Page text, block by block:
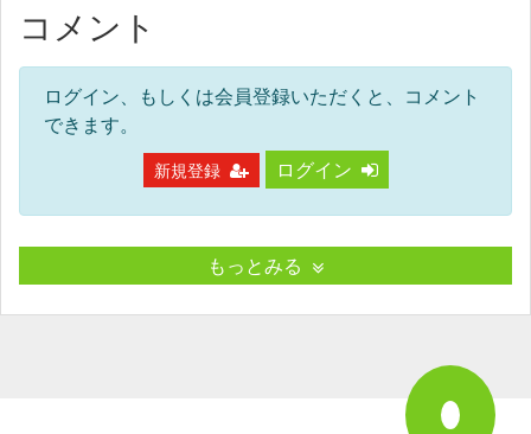
コメント
ログイン、もしくは会員登録いただくと、コメント
できます。
新規登録 ログイン
もっとみる